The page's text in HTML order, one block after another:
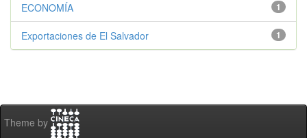
1
ECONOMÍA
1
Exportaciones de El Salvador
Theme by